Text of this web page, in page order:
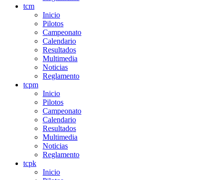
tcm
Inicio
Pilotos
Campeonato
Calendario
Resultados
Multimedia
Noticias
Reglamento
tcpm
Inicio
Pilotos
Campeonato
Calendario
Resultados
Multimedia
Noticias
Reglamento
tcpk
Inicio